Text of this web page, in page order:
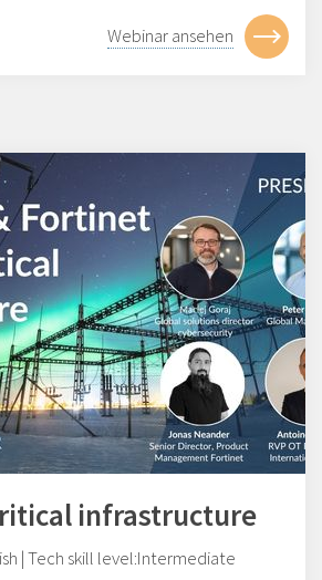
Webinar ansehen
infrastructure
| Tech skill level:Intermediate